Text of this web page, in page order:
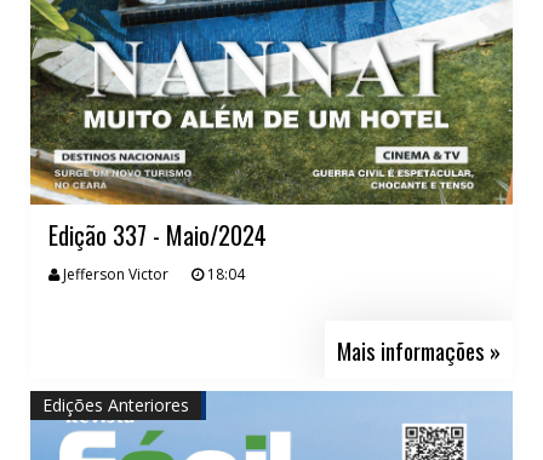
Edição 337 - Maio/2024
Jefferson Victor 18:04
Mais informações »
Edições Anteriores